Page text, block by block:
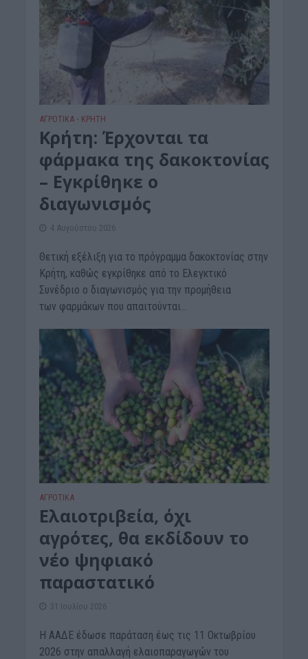
ΑΓΡΟΤΙΚΑ • ΚΡΗΤΗ
Κρήτη: Έρχονται τα
φάρμακα της δακοκτονίας
– Εγκρίθηκε ο
διαγωνισμός
4 Αυγούστου 2026
Θετική εξέλιξη για το πρόγραμμα δακοκτονίας στην
Κρήτη, καθώς εγκρίθηκε από το Ελεγκτικό
Συνέδριο ο διαγωνισμός για την προμήθεια
των φαρμάκων που απαιτούνται...
ΑΓΡΟΤΙΚΑ
Ελαιοτριβεία, όχι
αγρότες, θα εκδίδουν το
νέο ψηφιακό
παραστατικό
31 Ιουλίου 2026
Η ΑΑΔΕ έδωσε παράταση έως τις 11 Οκτωβρίου
2026 στην απαλλαγή ελαιοπαραγωγών του